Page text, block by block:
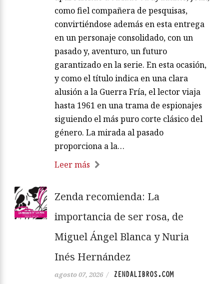
como fiel compañera de pesquisas,
convirtiéndose además en esta entrega
en un personaje consolidado, con un
pasado y, aventuro, un futuro
garantizado en la serie. En esta ocasión,
y como el título indica en una clara
alusión a la Guerra Fría, el lector viaja
hasta 1961 en una trama de espionajes
siguiendo el más puro corte clásico del
género. La mirada al pasado
proporciona a la…
Leer más
Zenda recomienda: La
importancia de ser rosa, de
Miguel Ángel Blanca y Nuria
Inés Hernández
agosto 07, 2026 / ZENDALIBROS.COM